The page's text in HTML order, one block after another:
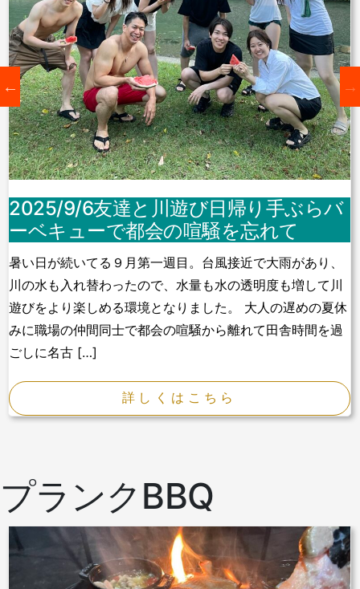
2025/9/6友達と川遊び日帰り手ぶらバ
ーベキューで都会の喧騒を忘れて
暑い日が続いてる９月第一週目。台風接近で大雨があり、
川の水も入れ替わったので、水量も水の透明度も増して川
遊びをより楽しめる環境となりました。 大人の遅めの夏休
みに職場の仲間同士で都会の喧騒から離れて田舎時間を過
ごしに名古 […]
詳しくはこちら
プランクBBQ